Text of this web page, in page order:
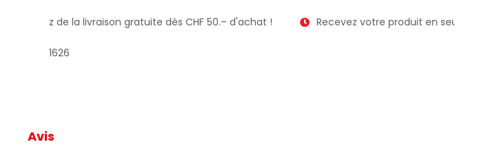
Profitez de la livraison gratuite dès CHF 50.– d'achat ! Recevez votre produit en seulement 2
1626
Avis